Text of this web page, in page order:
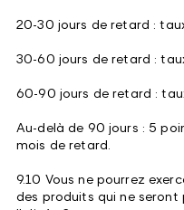
20-30 jours de retard :
30-60 jours de retard :
60-90 jours de retard :
Au-delà de 90 jours : 5
mois de retard.
9.10 Vous ne pourrez
des produits qui ne seront